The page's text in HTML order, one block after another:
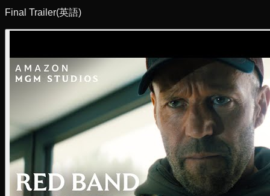
Final Trailer(英語)